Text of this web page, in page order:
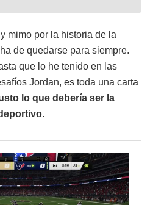
mimo por la historia de la
de quedarse para siempre.
que lo he tenido en las
Jordan, es toda una carta
lo que debería ser la
.